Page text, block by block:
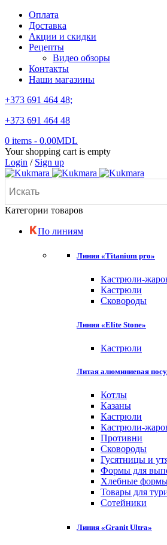
Оплата
Доставка
Акции и скидки
Рецепты
Видео обзоры
Контакты
Наши магазины
+373 691 464 48;
+373 691 464 48
0 items - 0.00MDL
Your shopping cart is empty
Login / Sign up
Категории товаров
По линиям
Линия «Titanium pro»
Кастрюли-
Кастрюли
Сковороды
Линия «Elite Stone»
Кастрюли
Литая алюминиевая
Котлы
Казаны
Кастрюли
Кастрюли-
Противни
Сковороды
Гусятницы и
Формы для
Хлебные
Товары для
Сотейники
Линия «Granit Ultra»